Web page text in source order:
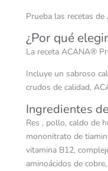
Prueba las recetas
¿Por qué
La receta ACANA®
Incluye un sabroso
crudos de calidad,
Ingredientes
Res , pollo, caldo de
mononitrato de
vitamina B12,
aminoácidos de